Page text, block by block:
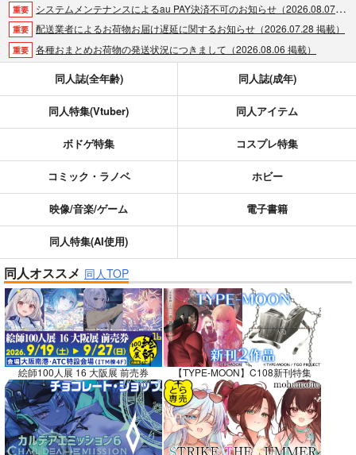
重要 システムメンテナンスによるau PAY決済不可のお知らせ（2026.08.07 掲載）
重要 配送業者によるお荷物お届け遅延に関するお知らせ（2026.07.28 掲載）
重要 各種おまとめお荷物の発送状況につきまして（2026.08.06 掲載）
おまとめサイクル「定期便(月2)」一般会員様の利用再開のお知らせ（2026.02.05 掲載）
重要 「とらのあな×駿河屋日本橋乙女同人誌館」通販店頭受取サービス開始のお知らせ（2026.01.05 更新｜2025.12.30 掲載）
【2025/12/1より】「通販ポイント⇒とらコイン変換キャンペーン」終了のお知らせ（2025.11.21 掲載）
個人情報保護方針の改定について（2025.09.19 更新｜2025.08.01 掲載）
重要 ポイント付与・管理体制改定のお知らせ（2024.11.20 掲載）
全てのお知らせを見る
同人誌(全年齢) 同人誌(成年)
同人特集(Vtuber) 同人アイテム
ボドゲ特集 コスプレ特集
コミック・ラノベ ホビー
映像/音楽/ゲーム 電子書籍
同人特集(AI使用)
同人オススメ 同人TOP
絵師100人展 16 大阪展 前売券 【TYPE-MOON】C108新刊特集